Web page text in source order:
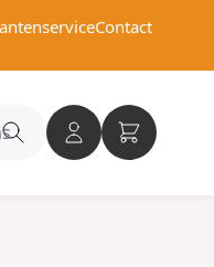
Contact
Search